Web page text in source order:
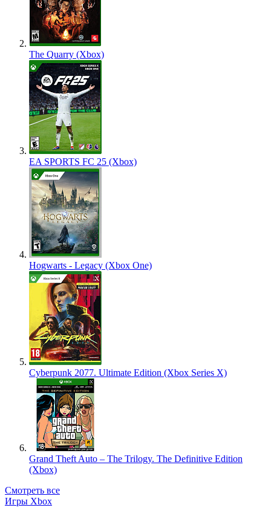
The Quarry (Xbox)
EA SPORTS FC 25 (Xbox)
Hogwarts - Legacy (Xbox One)
Cyberpunk 2077. Ultimate Edition (Xbox Series X)
Grand Theft Auto – The Trilogy. The Definitive Edition
(Xbox)
Смотреть все
Игры Xbox